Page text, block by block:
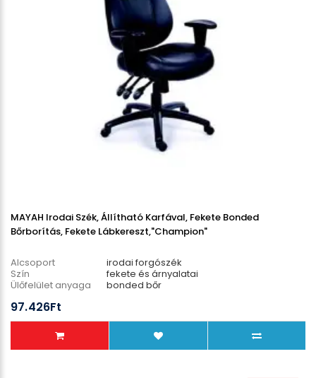
MAYAH Irodai Szék, Állítható Karfával, Fekete Bonded
Bőrborítás, Fekete Lábkereszt,"Champion"
Alcsoport
irodai forgószék
Szín
fekete és árnyalatai
Ülőfelület anyaga
bonded bőr
Teherbírás
97.426Ft